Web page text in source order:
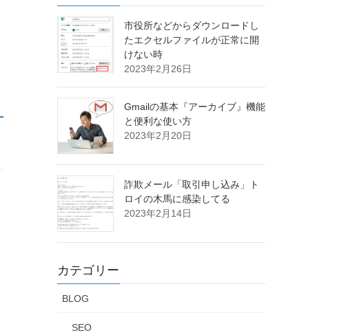
市役所などからダウンロードし
たエクセルファイルが正常に開
けない時
2023年2月26日
Gmailの基本『アーカイブ』機能
と便利な使い方
2023年2月20日
詐欺メール「取引申し込み」ト
ロイの木馬に感染してる
2023年2月14日
カテゴリー
BLOG
SEO